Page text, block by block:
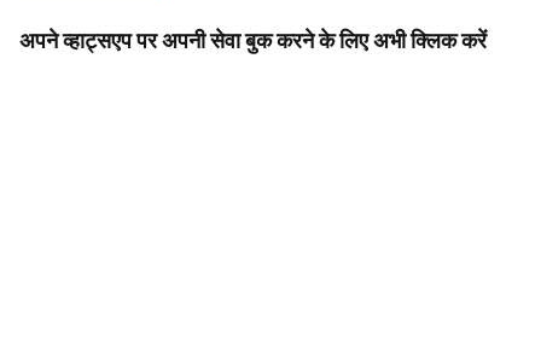
अपने व्हाट्सएप पर अपनी सेवा बुक करने के लिए अभी क्लिक करें